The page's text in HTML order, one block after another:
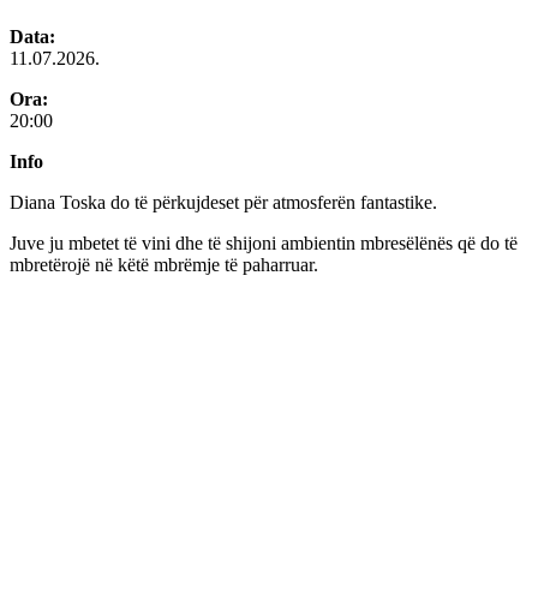
Data:
11.07.2026.
Ora:
20:00
Info
Diana Toska do të përkujdeset për atmosferën fantastike.
Juve ju mbetet të vini dhe të shijoni ambientin mbresëlënës që do të
mbretërojë në këtë mbrëmje të paharruar.